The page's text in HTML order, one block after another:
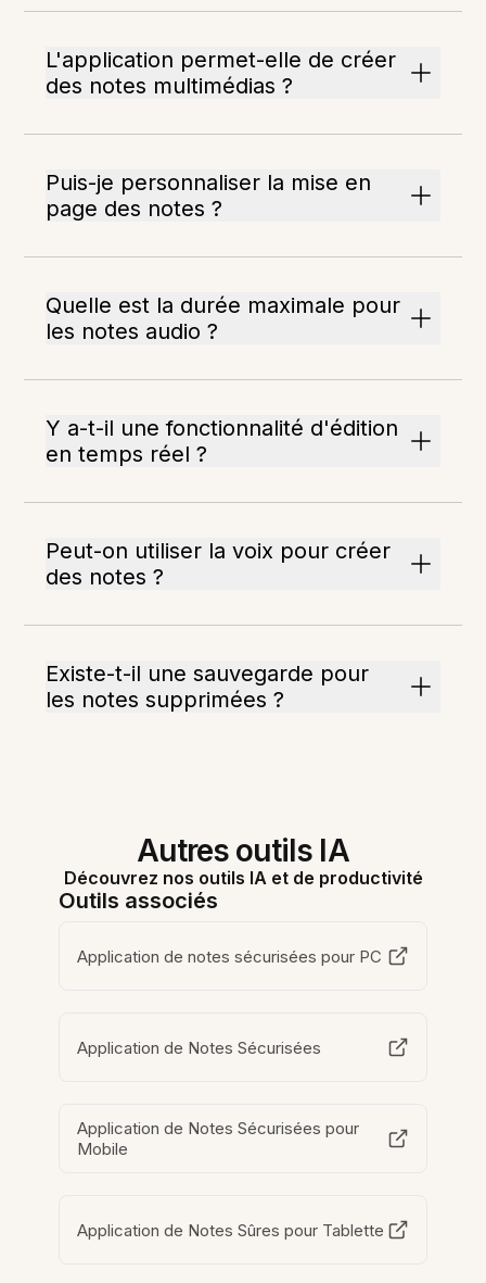
L'application permet-elle de créer
des notes multimédias ?
Puis-je personnaliser la mise en
page des notes ?
Quelle est la durée maximale pour
les notes audio ?
Y a-t-il une fonctionnalité d'édition
en temps réel ?
Peut-on utiliser la voix pour créer
des notes ?
Existe-t-il une sauvegarde pour
les notes supprimées ?
Autres outils IA
Découvrez nos outils IA et de productivité
Outils associés
Application de notes sécurisées pour PC
Application de Notes Sécurisées
Application de Notes Sécurisées pour
Mobile
Application de Notes Sûres pour Tablette